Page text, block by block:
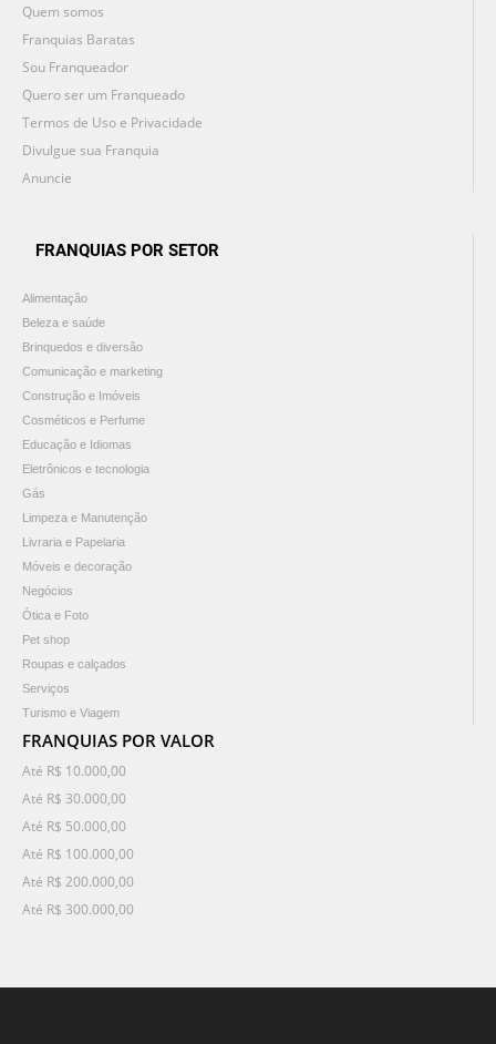
Quem somos
Franquias Baratas
Sou Franqueador
Quero ser um Franqueado
Termos de Uso e Privacidade
Divulgue sua Franquia
Anuncie
FRANQUIAS POR SETOR
Alimentação
Beleza e saúde
Brinquedos e diversão
Comunicação e marketing
Construção e Imóveis
Cosméticos e Perfume
Educação e Idiomas
Eletrônicos e tecnologia
Gás
Limpeza e Manutenção
Livraria e Papelaria
Móveis e decoração
Negócios
Ótica e Foto
Pet shop
Roupas e calçados
Serviços
Turismo e Viagem
FRANQUIAS POR VALOR
Até R$ 10.000,00
Até R$ 30.000,00
Até R$ 50.000,00
Até R$ 100.000,00
Até R$ 200.000,00
Até R$ 300.000,00